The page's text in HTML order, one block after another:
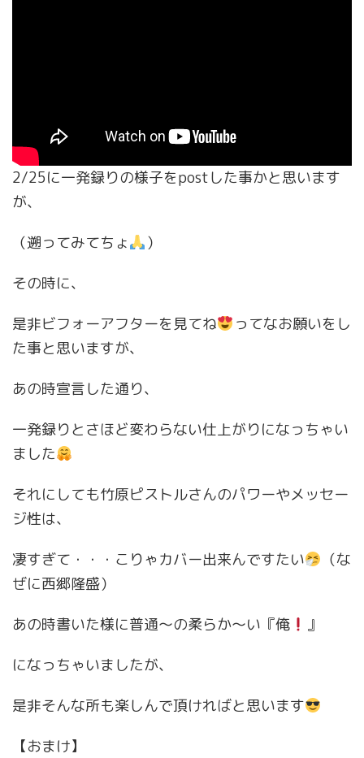
2/25に一発録りの様子をpostした事かと思います
が、
（遡ってみてちょ
）
その時に、
是非ビフォーアフターを見てね
ってなお願いをし
た事と思いますが、
あの時宣言した通り、
一発録りとさほど変わらない仕上がりになっちゃい
ました
それにしても竹原ピストルさんのパワーやメッセー
ジ性は、
凄すぎて・・・こりゃカバー出来んですたい
（な
ぜに西郷隆盛）
あの時書いた様に普通〜の柔らか〜い『俺
』
になっちゃいましたが、
是非そんな所も楽しんで頂ければと思います
【おまけ】